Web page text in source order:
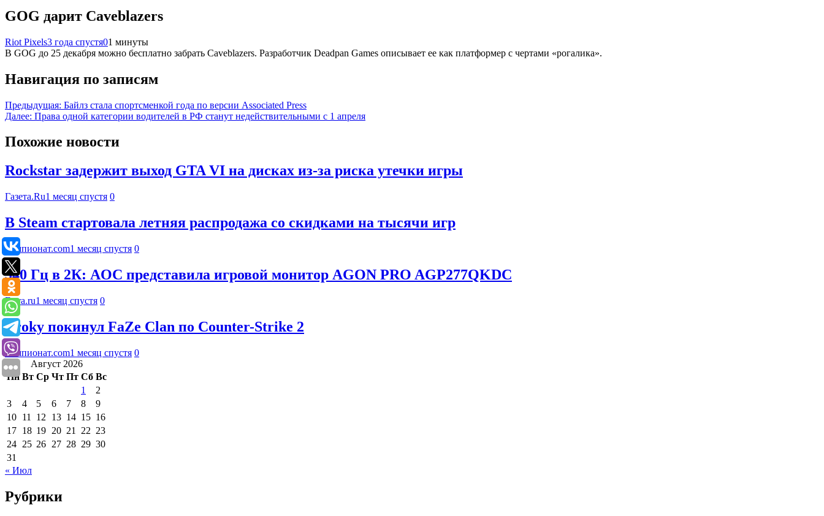
GOG дарит Caveblazers
Riot Pixels3 года спустя01 минуты
В GOG до 25 декабря можно бесплатно забрать Caveblazers. Разработчик Deadpan Games описывает ее как платформер с чертами «рогалика».
Навигация по записям
Предыдущая: Байлз стала спортсменкой года по версии Associated Press
Далее: Права одной категории водителей в РФ станут недействительными с 1 апреля
Похожие новости
Rockstar задержит выход GTA VI на дисках из-за риска утечки игры
Газета.Ru1 месяц спустя 0
В Steam стартовала летняя распродажа со скидками на тысячи игр
Чемпионат.com1 месяц спустя 0
540 Гц в 2К: AOC представила игровой монитор AGON PRO AGP277QKDC
Ferra.ru1 месяц спустя 0
Broky покинул FaZe Clan по Counter-Strike 2
Чемпионат.com1 месяц спустя 0
Август 2026
Пн Вт Ср Чт Пт Сб Вс
1
2
3
4 5 6 7 8
9
10 11 12 13 14 15 16
17 18 19 20 21 22 23
24 25 26 27 28 29 30
31
« Июл
Рубрики